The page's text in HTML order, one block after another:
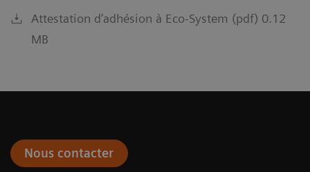
Attestation d’adhésion à Eco-System (pdf) 0.12
MB
Nous contacter